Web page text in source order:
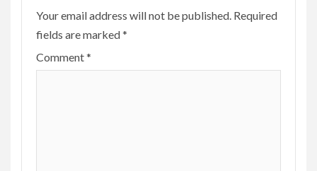
Your email address will not be published. Required
fields are marked*
Comment*